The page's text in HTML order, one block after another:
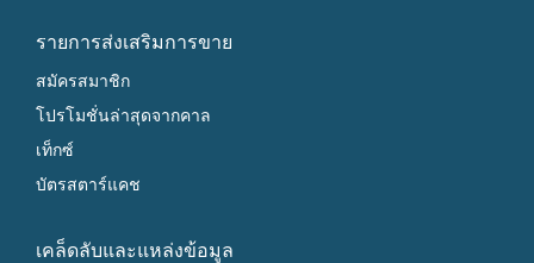
รายการส่งเสริมการขาย
สมัครสมาชิก
โปรโมชั่นล่าสุดจากคาล
เท็กซ์
บัตรสตาร์แคช
เคล็ดลับและแหล่งข้อมูล